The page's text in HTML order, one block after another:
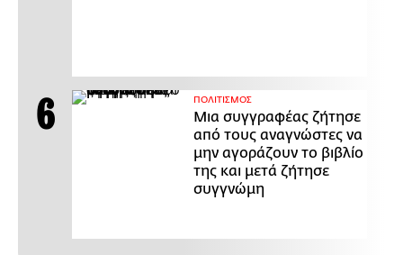
ΠΟΛΙΤΙΣΜΟΣ
Μια συγγραφέας ζήτησε
από τους αναγνώστες να
μην αγοράζουν το βιβλίο
της και μετά ζήτησε
συγγνώμη